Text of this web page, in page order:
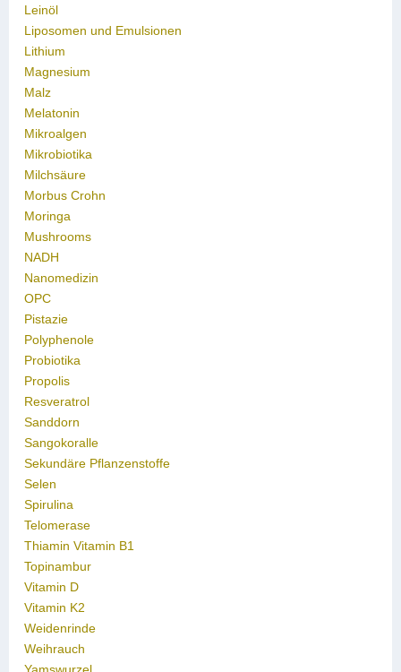
Leinöl
Liposomen und Emulsionen
Lithium
Magnesium
Malz
Melatonin
Mikroalgen
Mikrobiotika
Milchsäure
Morbus Crohn
Moringa
Mushrooms
NADH
Nanomedizin
OPC
Pistazie
Polyphenole
Probiotika
Propolis
Resveratrol
Sanddorn
Sangokoralle
Sekundäre Pflanzenstoffe
Selen
Spirulina
Telomerase
Thiamin Vitamin B1
Topinambur
Vitamin D
Vitamin K2
Weidenrinde
Weihrauch